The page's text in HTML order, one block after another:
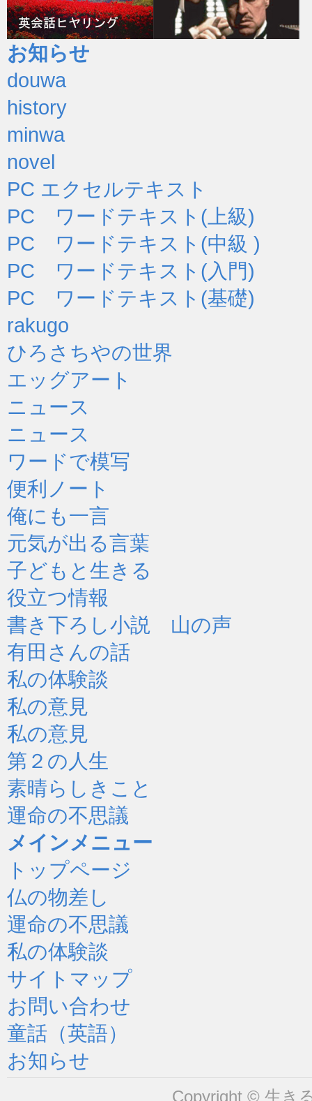
お知らせ
douwa
history
minwa
novel
PC エクセルテキスト
PC ワードテキスト(上級)
PC ワードテキスト(中級 )
PC ワードテキスト(入門)
PC ワードテキスト(基礎)
rakugo
ひろさちやの世界
エッグアート
ニュース
ニュース
ワードで模写
便利ノート
俺にも一言
元気が出る言葉
子どもと生きる
役立つ情報
書き下ろし小説 山の声
有田さんの話
私の体験談
私の意見
私の意見
第２の人生
素晴らしきこと
運命の不思議
メインメニュー
トップページ
仏の物差し
運命の不思議
私の体験談
サイトマップ
お問い合わせ
童話（英語）
お知らせ
Copyright © 生き